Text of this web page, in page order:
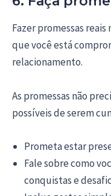
Fazer promessas
que você está
relacionamento.
As promessas não
possíveis de serem
Prometa estar
Fale sobre como
conquistas e